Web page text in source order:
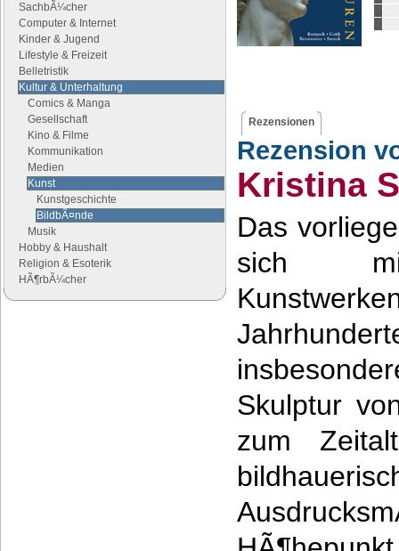
SachbÃ¼cher
Computer & Internet
Kinder & Jugend
Lifestyle & Freizeit
Belletristik
Kultur & Unterhaltung
Comics & Manga
Gesellschaft
Kino & Filme
Kommunikation
Medien
Kunst
Kunstgeschichte
BildbÃ¤nde
Musik
Hobby & Haushalt
Religion & Esoterik
HÃ¶rbÃ¼cher
Rezensionen
Rezension
Kristina
Das
sich mit
Skulptur
zum